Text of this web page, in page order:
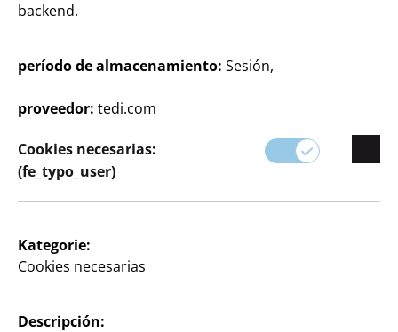
backend.
período de almacenamiento: Sesión,
proveedor: tedi.com
Cookies necesarias:
(fe_typo_user)
Kategorie:
Cookies necesarias
Descripción: